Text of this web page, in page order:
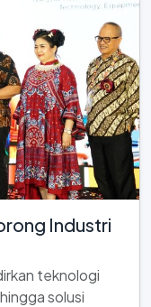
Industri
teknologi
solusi